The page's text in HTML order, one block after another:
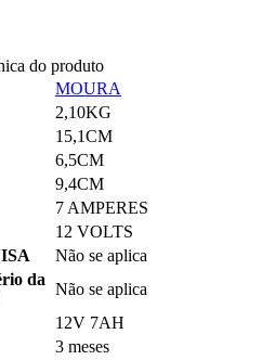
do produto
MOURA
2,10KG
15,1CM
6,5CM
9,4CM
7 AMPERES
12 VOLTS
Não se aplica
da
Não se aplica
12V 7AH
3 meses